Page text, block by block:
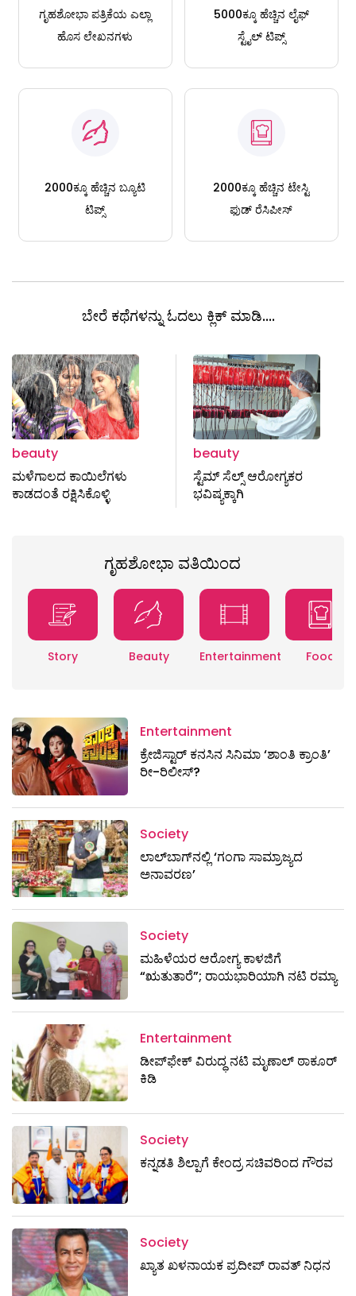
ಗೃಹಶೋಭಾ ಪತ್ರಿಕೆಯ ಎಲ್ಲಾ
ಹೊಸ ಲೇಖನಗಳು
5000ಕ್ಕೂ ಹೆಚ್ಚಿನ ಲೈಫ್
ಸ್ಟೈಲ್ ಟಿಪ್ಸ್
2000ಕ್ಕೂ ಹೆಚ್ಚಿನ ಬ್ಯೂಟಿ
ಟಿಪ್ಸ್
2000ಕ್ಕೂ ಹೆಚ್ಚಿನ ಟೇಸ್ಟಿ
ಫುಡ್ ರೆಸಿಪೀಸ್
ಬೇರೆ ಕಥೆಗಳನ್ನು ಓದಲು ಕ್ಲಿಕ್ ಮಾಡಿ....
beauty
ಮಳೆಗಾಲದ ಕಾಯಿಲೆಗಳು
ಕಾಡದಂತೆ ರಕ್ಷಿಸಿಕೊಳ್ಳಿ
beauty
ಸ್ಟೆಮ್ ಸೆಲ್ಸ್ ಆರೋಗ್ಯಕರ
ಭವಿಷ್ಯಕ್ಕಾಗಿ
ಗೃಹಶೋಭಾ ವತಿಯಿಂದ
Story Beauty Entertainment Food
Entertainment
ಕ್ರೇಜಿಸ್ಟಾರ್ ಕನಸಿನ ಸಿನಿಮಾ ‘ಶಾಂತಿ ಕ್ರಾಂತಿ’
ರೀ-ರಿಲೀಸ್?
Society
ಲಾಲ್‌ಬಾಗ್‌ನಲ್ಲಿ ‘ಗಂಗಾ ಸಾಮ್ರಾಜ್ಯದ
ಅನಾವರಣ’
Society
ಮಹಿಳೆಯರ ಆರೋಗ್ಯ ಕಾಳಜಿಗೆ
“ಋತುತಾರೆ”; ರಾಯಭಾರಿಯಾಗಿ ನಟಿ ರಮ್ಯಾ
Entertainment
ಡೀಪ್‌ಫೇಕ್ ವಿರುದ್ಧ ನಟಿ ಮೃಣಾಲ್ ಠಾಕೂರ್
ಕಿಡಿ
Society
ಕನ್ನಡತಿ ಶಿಲ್ಪಾಗೆ ಕೇಂದ್ರ ಸಚಿವರಿಂದ ಗೌರವ
Society
ಖ್ಯಾತ ಖಳನಾಯಕ ಪ್ರದೀಪ್ ರಾವತ್‌ ನಿಧನ